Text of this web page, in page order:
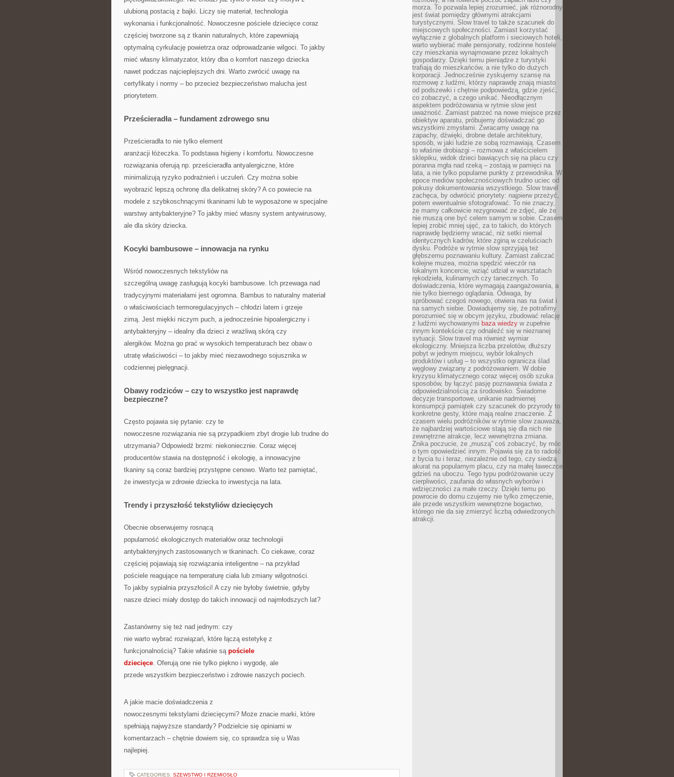
ulubioną postacią z bajki. Liczy się materiał, technologia
wykonania i funkcjonalność. Nowoczesne pościele dziecięce coraz
częściej tworzone są z tkanin naturalnych, które zapewniają
optymalną cyrkulację powietrza oraz odprowadzanie wilgoci. To jakby
mieć własny klimatyzator, który dba o komfort naszego dziecka
nawet podczas najcieplejszych dni. Warto zwrócić uwagę na
certyfikaty i normy – bo przecież bezpieczeństwo malucha jest
priorytetem.
Prześcieradła – fundament zdrowego snu
Prześcieradła to nie tylko element
aranżacji łóżeczka. To podstawa higieny i komfortu. Nowoczesne
rozwiązania oferują np. prześcieradła antyalergiczne, które
minimalizują ryzyko podrażnień i uczuleń. Czy można sobie
wyobrazić lepszą ochronę dla delikatnej skóry? A co powiecie na
modele z szybkoschnącymi tkaninami lub te wyposażone w specjalne
warstwy antybakteryjne? To jakby mieć własny system antywirusowy,
ale dla skóry dziecka.
Kocyki bambusowe – innowacja na rynku
Wśród nowoczesnych tekstyliów na
szczególną uwagę zasługują kocyki bambusowe. Ich przewaga nad
tradycyjnymi materiałami jest ogromna. Bambus to naturalny materiał
o właściwościach termoregulacyjnych – chłodzi latem i grzeje
zimą. Jest miękki niczym puch, a jednocześnie hipoalergiczny i
antybakteryjny – idealny dla dzieci z wrażliwą skórą czy
alergików. Można go prać w wysokich temperaturach bez obaw o
utratę właściwości – to jakby mieć niezawodnego sojusznika w
codziennej pielęgnacji.
Obawy rodziców – czy to wszystko jest naprawdę
bezpieczne?
Często pojawia się pytanie: czy te
nowoczesne rozwiązania nie są przypadkiem zbyt drogie lub trudne do
utrzymania? Odpowiedź brzmi: niekoniecznie. Coraz więcej
producentów stawia na dostępność i ekologię, a innowacyjne
tkaniny są coraz bardziej przystępne cenowo. Warto też pamiętać,
że inwestycja w zdrowie dziecka to inwestycja na lata.
Trendy i przyszłość tekstyliów dziecięcych
Obecnie obserwujemy rosnącą
popularność ekologicznych materiałów oraz technologii
antybakteryjnych zastosowanych w tkaninach. Co ciekawe, coraz
częściej pojawiają się rozwiązania inteligentne – na przykład
pościele reagujące na temperaturę ciała lub zmiany wilgotności.
To jakby sypialnia przyszłości! A czy nie byłoby świetnie, gdyby
nasze dzieci miały dostęp do takich innowacji od najmłodszych lat?
Zastanówmy się też nad jednym: czy
nie warto wybrać rozwiązań, które łączą estetykę z
funkcjonalnością? Takie właśnie są pościele
dziecięce. Oferują one nie tylko piękno i wygodę, ale
przede wszystkim bezpieczeństwo i zdrowie naszych pociech.
A jakie macie doświadczenia z
nowoczesnymi tekstylami dziecięcymi? Może znacie marki, które
spełniają najwyższe standardy? Podzielcie się opiniami w
komentarzach – chętnie dowiem się, co sprawdza się u Was
najlepiej.
CATEGORIES: SZEWSTWO I RZEMIOSŁO
morza. To pozwala lepiej zrozumieć, jak różnorodny
jest świat pomiędzy głównymi atrakcjami
turystycznymi. Slow travel to także szacunek do
miejscowych społeczności. Zamiast korzystać
wyłącznie z globalnych platform i sieciowych hoteli,
warto wybierać małe pensjonaty, rodzinne hostele
czy mieszkania wynajmowane przez lokalnych
gospodarzy. Dzięki temu pieniądze z turystyki
trafiają do mieszkańców, a nie tylko do dużych
korporacji. Jednocześnie zyskujemy szansę na
rozmowę z ludźmi, którzy naprawdę znają miasto
od podszewki i chętnie podpowiedzą, gdzie zjeść,
co zobaczyć, a czego unikać. Nieodłącznym
aspektem podróżowania w rytmie slow jest
uważność. Zamiast patrzeć na nowe miejsce przez
obiektyw aparatu, próbujemy doświadczać go
wszystkimi zmysłami. Zwracamy uwagę na
zapachy, dźwięki, drobne detale architektury,
sposób, w jaki ludzie ze sobą rozmawiają. Czasem
to właśnie drobiazgi – rozmowa z właścicielem
sklepiku, widok dzieci bawiących się na placu czy
poranna mgła nad rzeką – zostają w pamięci na
lata, a nie tylko popularne punkty z przewodnika. W
epoce mediów społecznościowych trudno uciec od
pokusy dokumentowania wszystkiego. Slow travel
zachęca, by odwrócić priorytety: najpierw przeżyć,
potem ewentualnie sfotografować. To nie znaczy,
że mamy całkowicie rezygnować ze zdjęć, ale że
nie muszą one być celem samym w sobie. Czasem
lepiej zrobić mniej ujęć, za to takich, do których
naprawdę będziemy wracać, niż setki niemal
identycznych kadrów, które zginą w czeluściach
dysku. Podróże w rytmie slow sprzyjają też
głębszemu poznawaniu kultury. Zamiast zaliczać
kolejne muzea, można spędzić wieczór na
lokalnym koncercie, wziąć udział w warsztatach
rękodzieła, kulinarnych czy tanecznych. To
doświadczenia, które wymagają zaangażowania, a
nie tylko biernego oglądania. Odwaga, by
spróbować czegoś nowego, otwiera nas na świat i
na samych siebie. Dowiadujemy się, że potrafimy
porozumieć się w obcym języku, zbudować relację
z ludźmi wychowanymi baza wiedzy w zupełnie
innym kontekście czy odnaleźć się w nieznanej
sytuacji. Slow travel ma również wymiar
ekologiczny. Mniejsza liczba przelotów, dłuższy
pobyt w jednym miejscu, wybór lokalnych
produktów i usług – to wszystko ogranicza ślad
węglowy związany z podróżowaniem. W dobie
kryzysu klimatycznego coraz więcej osób szuka
sposobów, by łączyć pasję poznawania świata z
odpowiedzialnością za środowisko. Świadome
decyzje transportowe, unikanie nadmiernej
konsumpcji pamiątek czy szacunek do przyrody to
konkretne gesty, które mają realne znaczenie. Z
czasem wielu podróżników w rytmie slow zauważa,
że najbardziej wartościowe stają się dla nich nie
zewnętrzne atrakcje, lecz wewnętrzna zmiana.
Znika poczucie, że „muszą” coś zobaczyć, by móc
o tym opowiedzieć innym. Pojawia się za to radość
z bycia tu i teraz, niezależnie od tego, czy siedzą
akurat na popularnym placu, czy na małej ławeczce
gdzieś na uboczu. Tego typu podróżowanie uczy
cierpliwości, zaufania do własnych wyborów i
wdzięczności za małe rzeczy. Dzięki temu po
powrocie do domu czujemy nie tylko zmęczenie,
ale przede wszystkim wewnętrzne bogactwo,
którego nie da się zmierzyć liczbą odwiedzonych
atrakcji.